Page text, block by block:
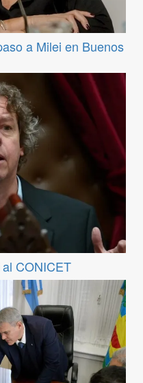
a Milei en Buenos
CONICET